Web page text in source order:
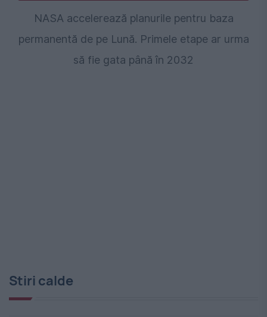
NASA accelerează planurile pentru baza
permanentă de pe Lună. Primele etape ar urma
să fie gata până în 2032
Stiri calde